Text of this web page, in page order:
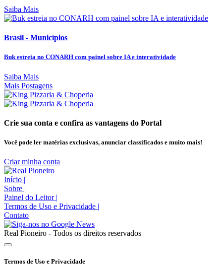
Saiba Mais
Brasil - Municípios
Buk estreia no CONARH com painel sobre IA e interatividade
Saiba Mais
Mais Postagens
Crie sua conta e confira as vantagens do Portal
Você pode ler matérias exclusivas, anunciar classificados e muito mais!
Criar minha conta
Início |
Sobre |
Painel do Leitor |
Termos de Uso e Privacidade |
Contato
Real Pioneiro - Todos os direitos reservados
Termos de Uso e Privacidade